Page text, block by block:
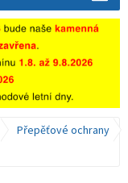
Přepěťové ochrany